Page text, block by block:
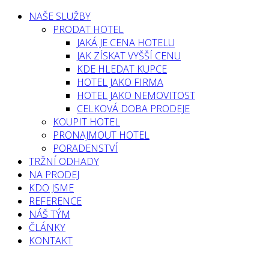
NAŠE SLUŽBY
PRODAT HOTEL
JAKÁ JE CENA HOTELU
JAK ZÍSKAT VYŠŠÍ CENU
KDE HLEDAT KUPCE
HOTEL JAKO FIRMA
HOTEL JAKO NEMOVITOST
CELKOVÁ DOBA PRODEJE
KOUPIT HOTEL
PRONAJMOUT HOTEL
PORADENSTVÍ
TRŽNÍ ODHADY
NA PRODEJ
KDO JSME
REFERENCE
NÁŠ TÝM
ČLÁNKY
KONTAKT